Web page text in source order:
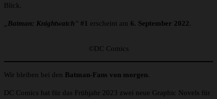
Blick.
Batman: Knightwatch ” #1 erscheint am 6. September 2022.
©DC Comics
Wir bleiben bei den Batman-Fans von morgen.
DC Comics hat für das Frühjahr 2023 zwei neue Graphic Novels für